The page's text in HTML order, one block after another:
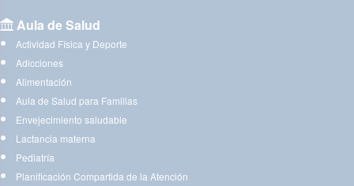
Aula de Salud
Actividad Física y Deporte
Adicciones
Alimentación
Aula de Salud para Familias
Envejecimiento saludable
Lactancia materna
Pediatría
Planificación Compartida de la Atención